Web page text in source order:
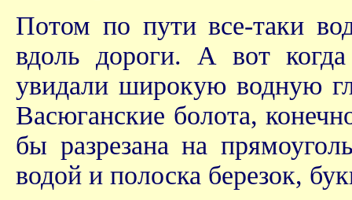
Потом по пути все-таки
вдоль дороги. А вот
увидали широкую водную
Васюганские болота,
бы разрезана на
водой и полоска березок,